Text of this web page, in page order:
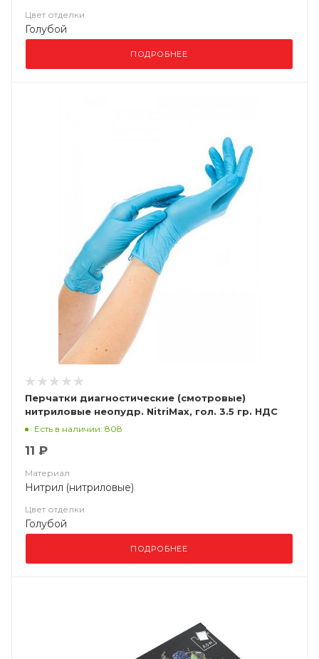
Цвет отделки
Голубой
ПОДРОБНЕЕ
Перчатки диагностические (смотровые)
нитриловые неопудр. NitriMax, гол. 3.5 гр. НДС
(10%)
Есть в наличии: 808
11 ₽
Материал
Нитрил (нитриловые)
Цвет отделки
Голубой
ПОДРОБНЕЕ